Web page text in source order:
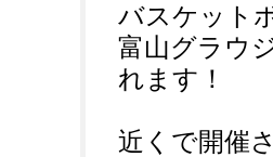
バスケット
富山グラウ
れます！
近くで開催